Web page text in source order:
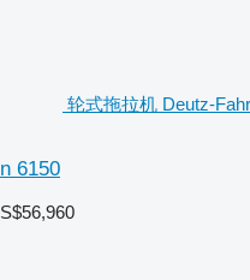
轮式拖拉机 Deutz-
6150